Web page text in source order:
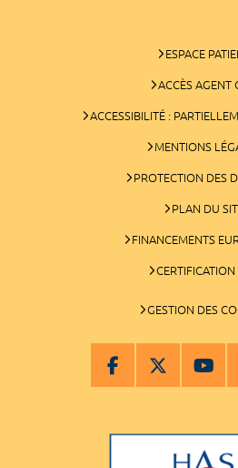
ESPACE
ACCÈS AGENT
ACCESSIBILITÉ :
MENTIONS
PROTECTION DES
PLAN DU
FINANCEMENTS
CERTIFICATION
GESTION DES